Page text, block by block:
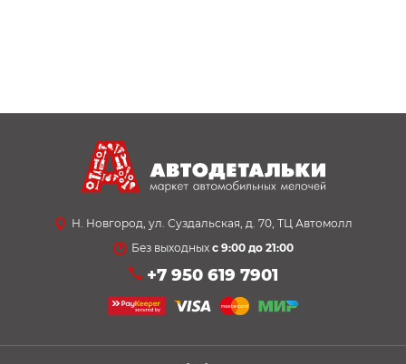
Н. Новгород, ул. Суздальская, д. 70, ТЦ Автомолл
Без выходных с 9:00 до 21:00
+7 950 619 7901